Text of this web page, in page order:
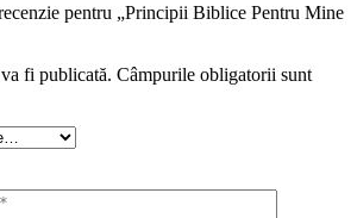
pentru „Principii Biblice Pentru Mine
fi publicată. Câmpurile obligatorii sunt